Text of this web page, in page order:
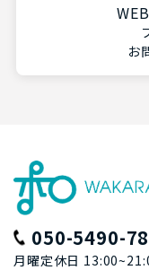
お
050-5490-
月曜定休日